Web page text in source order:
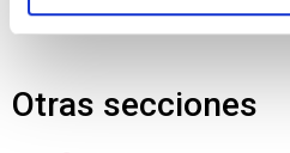
Otras secciones